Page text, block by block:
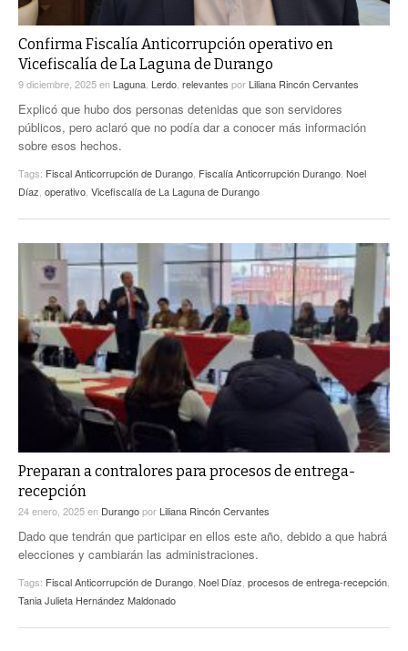
A TODA LEY
ENTRE LAGUNEROS
LA MEJOR 97.1 ESTÉREO GALLITO
ACTUALIDADES GREM
PULSO
LA MEJOR INFORMACIÓN
Confirma Fiscalía Anticorrupción operativo en
Vicefiscalía de La Laguna de Durango
9 diciembre, 2025en Laguna Lerdo relevantes por Liliana Rincón Cervantes
Explicó que hubo dos personas detenidas que son servidores
públicos, pero aclaró que no podía dar a conocer más información
sobre esos hechos.
Tags: Fiscal Anticorrupción de Durango Fiscalía Anticorrupción Durango Noel
Díaz operativo Vicefiscalía de La Laguna de Durango
Preparan a contralores para procesos de entrega-
recepción
24 enero, 2025en Durangopor Liliana Rincón Cervantes
Dado que tendrán que participar en ellos este año, debido a que habrá
elecciones y cambiarán las administraciones.
Tags: Fiscal Anticorrupción de Durango Noel Díaz procesos de entrega-recepción
Tania Julieta Hernández Maldonado